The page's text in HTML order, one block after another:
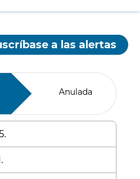
a las alertas
Anulada